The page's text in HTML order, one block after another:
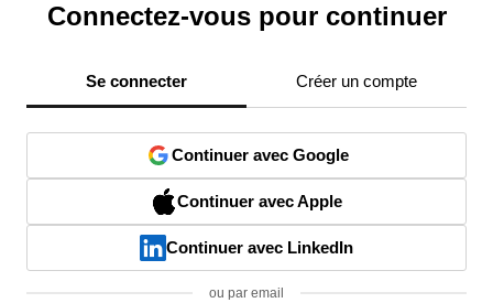
Connectez-vous pour continuer
Se connecter Créer un compte
Continuer avec Google
Continuer avec Apple
Continuer avec LinkedIn
ou par email